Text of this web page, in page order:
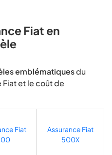
Fiat en
emblématiquesdu
et le coût de
Fiat
Assurance Fiat
500X